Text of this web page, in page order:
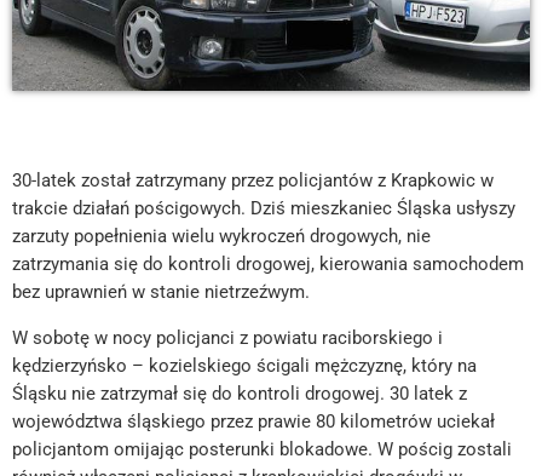
30-latek został zatrzymany przez policjantów z Krapkowic w
trakcie działań pościgowych. Dziś mieszkaniec Śląska usłyszy
zarzuty popełnienia wielu wykroczeń drogowych, nie
zatrzymania się do kontroli drogowej, kierowania samochodem
bez uprawnień w stanie nietrzeźwym.
W sobotę w nocy policjanci z powiatu raciborskiego i
kędzierzyńsko – kozielskiego ścigali mężczyznę, który na
Śląsku nie zatrzymał się do kontroli drogowej. 30 latek z
województwa śląskiego przez prawie 80 kilometrów uciekał
policjantom omijając posterunki blokadowe. W pościg zostali